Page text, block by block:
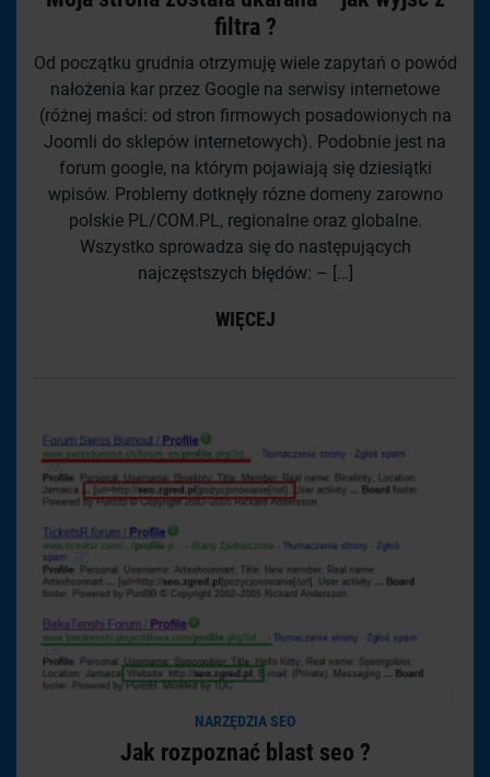
filtra ?
Od początku grudnia otrzymuję wiele zapytań o powód
nałożenia kar przez Google na serwisy internetowe
(różnej maści: od stron firmowych posadowionych na
Joomli do sklepów internetowych). Podobnie jest na
forum google, na którym pojawiają się dziesiątki
wpisów. Problemy dotknęły rózne domeny zarowno
polskie PL/COM.PL, regionalne oraz globalne.
Wszystko sprowadza się do następujących
najczęstszych błędów: – […]
WIĘCEJ
NARZĘDZIA SEO
Jak rozpoznać blast seo ?